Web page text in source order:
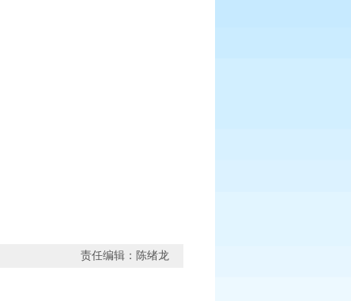
责任编辑：陈绪龙